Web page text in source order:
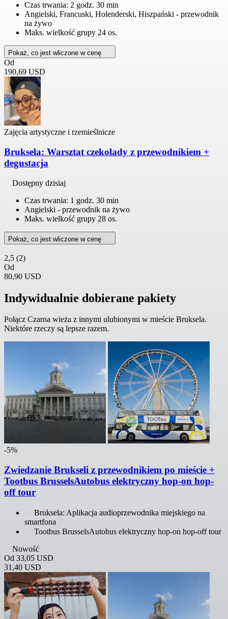
Czas trwania: 2 godz. 30 min
Angielski, Francuski, Holenderski, Hiszpański - przewodnik
na żywo
Maks. wielkość grupy 24 os.
Pokaż, co jest wliczone w cenę
Od
190,69 USD
Zajęcia artystyczne i rzemieślnicze
Bruksela: Warsztat czekolady z przewodnikiem +
degustacja
Dostępny dzisiaj
Czas trwania: 1 godz. 30 min
Angielski - przewodnik na żywo
Maks. wielkość grupy 28 os.
Pokaż, co jest wliczone w cenę
2,5 (2)
Od
80,90 USD
Indywidualnie dobierane pakiety
Połącz Czarna wieża z innymi ulubionymi w mieście Bruksela.
Niektóre rzeczy są lepsze razem.
-5%
Zwiedzanie Brukseli z przewodnikiem po mieście +
Tootbus BrusselsAutobus elektryczny hop-on hop-
off tour
Bruksela: Aplikacja audioprzewodnika miejskiego na
smartfona
Tootbus BrusselsAutobus elektryczny hop-on hop-off tour
Nowość
Od 33,05 USD
31,40 USD